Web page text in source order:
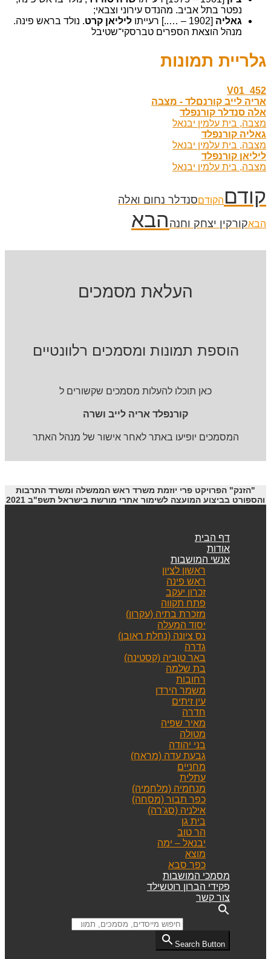
נפטר בתל אביב. מהנדס עירוני וצבאי;
גאליה [1902 – …..] רעייתו ליליאן קרט. נולד בראש פינה.
מנהל הוצאת הספרים טברסקי־שטיבל
גלריית תמונות
V01_452
אריה לייב קורנםלד - מצבה
אלה סנדלר קורנפלד
מצבה, בית עלמין יבנאל
גאליה קורנפלד
מצבה, בית עלמין יבנאל
ליליאן קורנפלד
מצבה, בית עלמין יבנאל
קודם הקודםסנדלר נחום ואלה
הבאקורקין יצחק וחנה הבא
העלאת מסמכים
הוספת תמונות ומסמכים רלוונטיים
כאן תוכלו להעלות מסמכים שקשורים ל
קורנפלד אריה לייב ושרה
המסמכים יופיעו באתר לאחר אישור של מנהל האתר
"הזנק" הפרויקט פרי יוזמת משרד ראש הממשלה ומשרד התרבות
והספורט בביצוע המועצה לשימור אתרי מורשת בישראל תשפ"ב 2021
דף הבית
אודות
אנשי המושבות
ראשון לציון
ראש פינה
זכרון יעקב
פתח תקווה
מזכרת בתיה (עקרון)
יסוד המעלה
נס ציונה (נחלת ראובן)
גדרה
באר טוביה (קסטינה)
בת שלמה
רחובות
משמר הירדן
עין זיתים
חדרה
מאיר שפיה
מטולה
בני יהודה
גבעת עדה (מראח)
מחניים
עתלית
מנחמיה (מלחמיה)
כפר תבור (מסחה)
אילניה (סג'רה)
בית גן
הר טוב
יבנאל – ימה
מוצא
כפר סבא
מסמכי המושבות
פקידי הברון רוטשילד
צור קשר
Search Button